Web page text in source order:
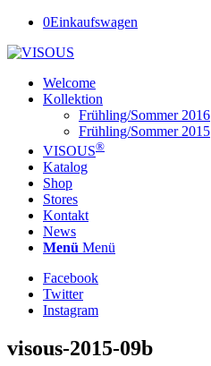
0Einkaufswagen
Welcome
Kollektion
Frühling/Sommer 2016
Frühling/Sommer 2015
VISOUS®
Katalog
Shop
Stores
Kontakt
News
Menü Menü
Facebook
Twitter
Instagram
visous-2015-09b